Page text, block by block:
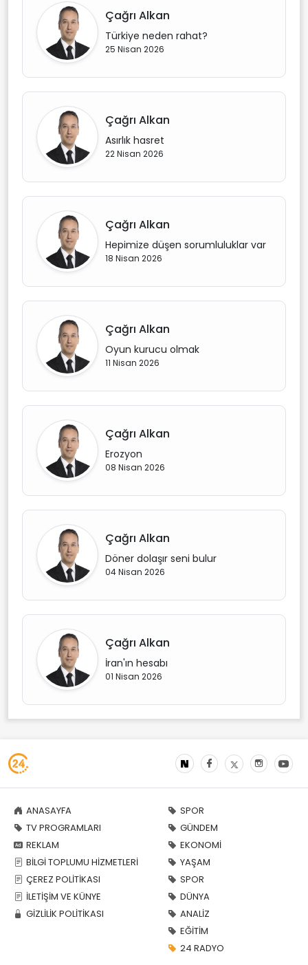
Çağrı Alkan
Türkiye neden rahat?
25 Nisan 2026
Çağrı Alkan
Asırlık hasret
22 Nisan 2026
Çağrı Alkan
Hepimize düşen sorumluluklar var
18 Nisan 2026
Çağrı Alkan
Oyun kurucu olmak
11 Nisan 2026
Çağrı Alkan
Erozyon
08 Nisan 2026
Çağrı Alkan
Döner dolaşır seni bulur
04 Nisan 2026
Çağrı Alkan
İran'ın hesabı
01 Nisan 2026
ANASAYFA
TV PROGRAMLARI
REKLAM
BİLGİ TOPLUMU HİZMETLERİ
ÇEREZ POLİTİKASI
İLETİŞİM VE KÜNYE
GİZLİLİK POLİTİKASI
SPOR
GÜNDEM
EKONOMİ
YAŞAM
SPOR
DÜNYA
ANALİZ
EĞİTİM
24 RADYO